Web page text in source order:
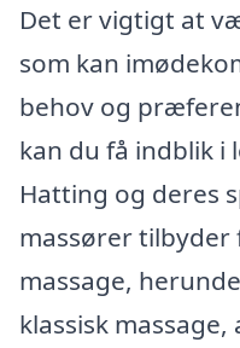
Det er vigtigt at
som kan
behov og
kan du få indblik i
Hatting og deres
massører
massage,
klassisk